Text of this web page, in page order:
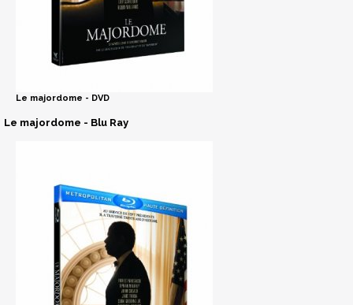
Le majordome - DVD
Le majordome - Blu Ray